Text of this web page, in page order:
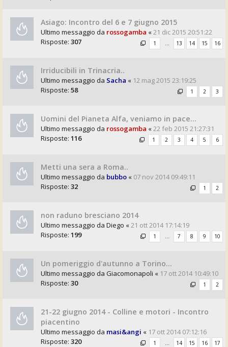
Asiago: Incontro del 6 e 7 giugno 2015
Ultimo messaggio da rossogamba «21 dic 2015 20:51:22
Risposte: 307 1 … 13 14 15 16
Irriducibili in Trinacria..
Ultimo messaggio da Sacha « 12 mag 2015 23:19:25
Risposte: 58 1 2 3
Uomini del Pianeta Alfa, veniamo in pace...
Ultimo messaggio da rossogamba «22 feb 2015 21:27:31
Risposte: 116 1 2 3 4 5 6
Metti una sera a Roma..
Ultimo messaggio da bubbo « 07 nov 2014 09:49:11
Risposte: 32 1 2
non raduno bresciano 2014
Ultimo messaggio da Diego «21 ott 2014 17:14:19
Risposte: 199 1 … 7 8 9 10
Un pomeriggio d'autunno a Torino...
Ultimo messaggio da Giacomonapoli « 17 ott 2014 10:49:10
Risposte: 30 1 2
21-22 giugno 2014 - Colline e motori - Incontro
piacentino
Ultimo messaggio da masi&angi « 17 ott 2014 07:12:16
Risposte: 320 1 … 14 15 16 17